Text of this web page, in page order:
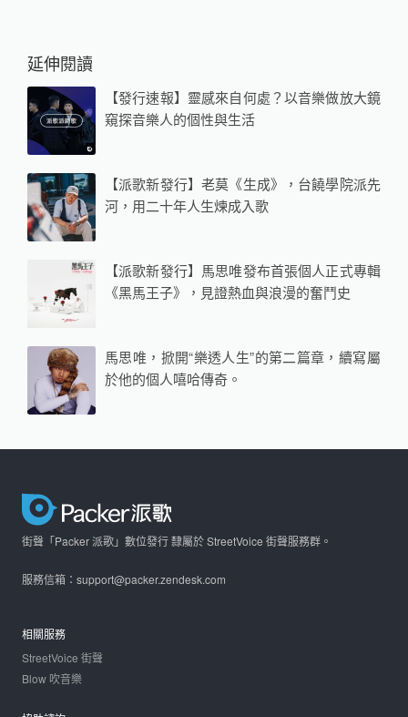
延伸閱讀
【發行速報】靈感來自何處？以音樂做放大鏡
窺探音樂人的個性與生活
【派歌新發行】老莫《生成》，台饒學院派先
河，用二十年人生煉成入歌
【派歌新發行】馬思唯發布首張個人正式專輯
《黑馬王子》，見證熱血與浪漫的奮鬥史
馬思唯，掀開“樂透人生”的第二篇章，續寫屬
於他的個人嘻哈傳奇。
街聲「Packer 派歌」數位發行 隸屬於 StreetVoice 街聲服務群。
服務信箱：support@packer.zendesk.com
相關服務
StreetVoice 街聲
Blow 吹音樂